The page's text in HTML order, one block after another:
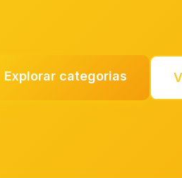
Explorar categorias